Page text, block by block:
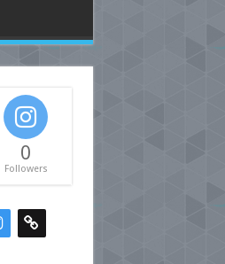
0
Followers